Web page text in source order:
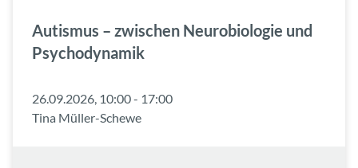
Autismus – zwischen Neurobiologie und
Psychodynamik
26.09.2026, 10:00 - 17:00
Tina Müller-Schewe